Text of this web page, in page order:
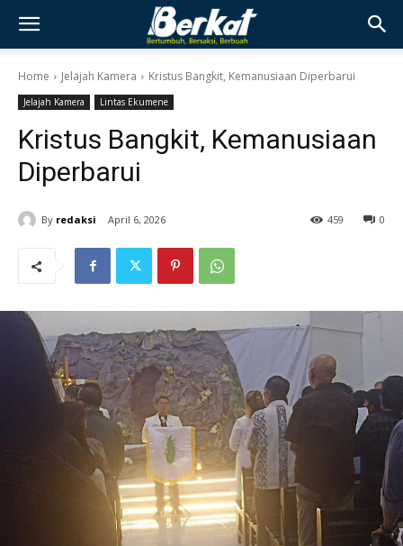
Home Jelajah Kamera Kristus Bangkit, Kemanusiaan Diperbarui
Jelajah Kamera Lintas Ekumene
Kristus Bangkit, Kemanusiaan
Diperbarui
By redaksi April 6, 2026 0
459